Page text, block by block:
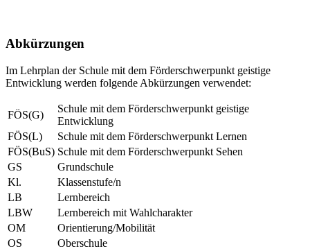
Abkürzungen
Im Lehrplan der Schule mit dem Förderschwerpunkt geistige
Entwicklung werden folgende Abkürzungen verwendet:
FÖS(G)
Schule mit dem Förderschwerpunkt geistige
Entwicklung
FÖS(L)
Schule mit dem Förderschwerpunkt Lernen
FÖS(BuS) Schule mit dem Förderschwerpunkt Sehen
GS
Grundschule
Kl.
Klassenstufe/n
LB
Lernbereich
LBW
Lernbereich mit Wahlcharakter
OM
Orientierung/Mobilität
OS
Oberschule